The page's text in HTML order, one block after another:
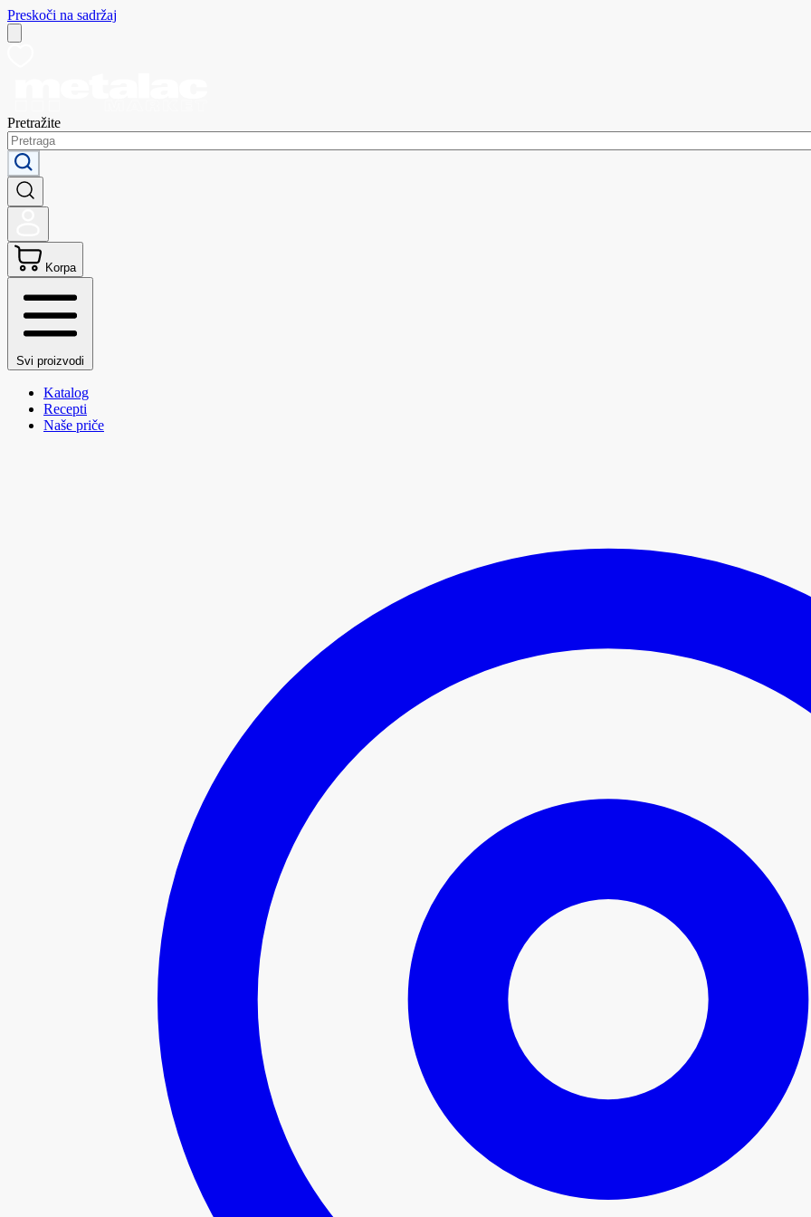
Preskoči na sadržaj
Pretražite
Korpa
Svi proizvodi
Katalog
Recepti
Naše priče